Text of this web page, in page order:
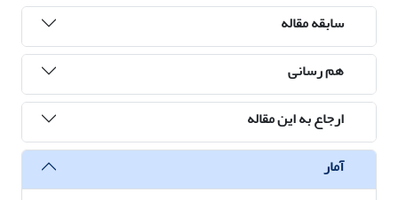
سابقه مقاله
هم رسانی
ارجاع به این مقاله
آمار